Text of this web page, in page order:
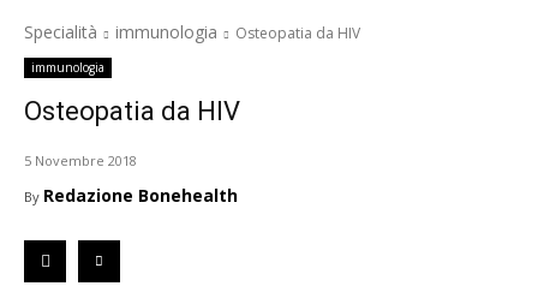
Specialità immunologia Osteopatia da HIV
immunologia
Osteopatia da HIV
5 Novembre 2018
By Redazione Bonehealth